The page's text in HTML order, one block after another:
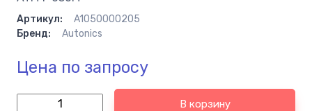
Артикул:
A1050000205
Бренд:
Autonics
Цена по запросу
В корзину